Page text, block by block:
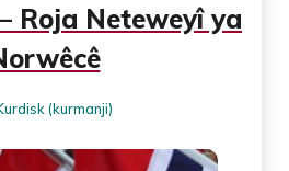
Roja Neteweyî ya
(kurmanji)